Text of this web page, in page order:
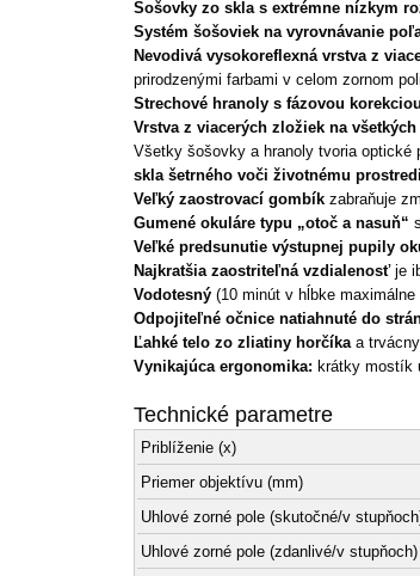
Šošovky zo skla s extrémne nízkym
Systém šošoviek na vyrovnávanie
Nevodivá vysokoreflexná vrstva z
prirodzenými farbami v celom zornom
Strechové hranoly s fázovou korekciou
Vrstva z viacerých zložiek na
Všetky šošovky a hranoly tvoria optické
skla šetrného voči životnému
Veľký zaostrovací gombík zabraňuje
Gumené okuláre typu „otoč a nasuň“
Veľké predsunutie výstupnej pupily
Najkratšia zaostriteľná vzdialenosťje
Vodotesný (10 minút v hĺbke
Odpojiteľné očnice natiahnuté do
Ľahké telo zo zliatiny horčíkaa trvácny
Vynikajúca ergonomika: krátky mostík
Technické parametre
Priblíženie (x)
Priemer objektívu (mm)
Uhlové zorné pole (skutočné/v
Uhlové zorné pole (zdanlivé/v stupňoch)